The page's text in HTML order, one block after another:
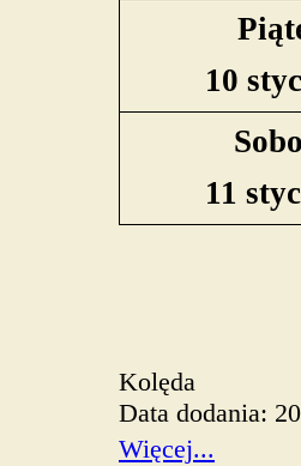
10
11
Kolęda
Data dodania:
Więcej...